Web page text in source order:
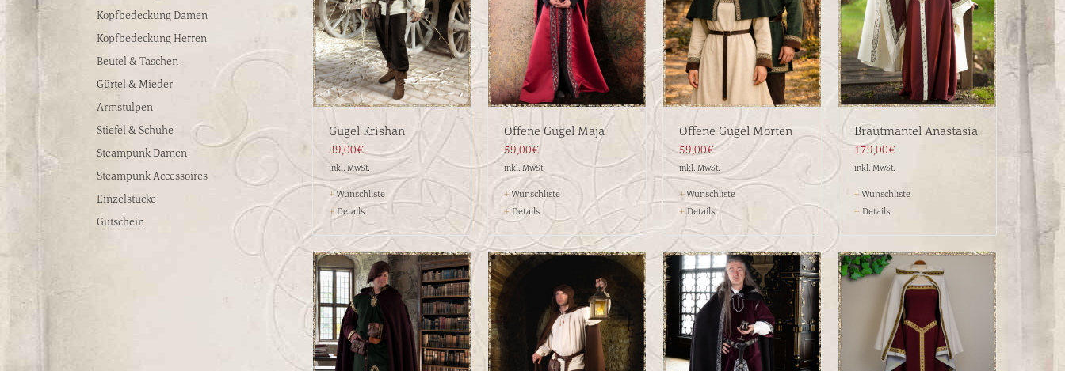
Kopfbedeckung Damen
Kopfbedeckung Herren
Beutel & Taschen
Gürtel & Mieder
Armstulpen
Stiefel & Schuhe
Steampunk Damen
Steampunk Accessoires
Einzelstücke
Gutschein
Gugel Krishan
39,00€
inkl. MwSt.
+Wunschliste
+ Details
Offene Gugel Maja
59,00€
inkl. MwSt.
+Wunschliste
+ Details
Offene Gugel Morten
59,00€
inkl. MwSt.
+ Wunschliste
+Details
Brautmantel Anastasia
179,00€
inkl. MwSt.
+ Wunschliste
+ Details